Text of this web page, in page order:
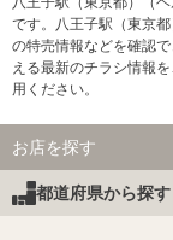
です。八王子駅（東京
の特売情報などを確認
える最新のチラシ情報
用ください。
お店を探す
都道府県から探す